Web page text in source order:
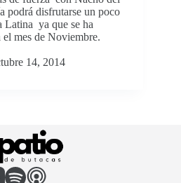
podrá disfrutarse un poco
Latina ya que se ha
el mes de Noviembre.
14, 2014